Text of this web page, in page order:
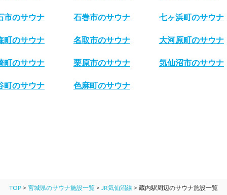
市のサウナ 石巻市のサウナ 七ヶ浜町のサウナ
町のサウナ 名取市のサウナ 大河原町のサウナ
町のサウナ 栗原市のサウナ 気仙沼市のサウナ
町のサウナ 色麻町のサウナ
TOP > 宮城県のサウナ施設一覧 > JR気仙沼線 > 蔵内駅周辺のサウナ施設一覧